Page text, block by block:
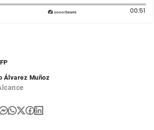
transcurrido: 0 segundos 00:51
Álvarez Muñoz